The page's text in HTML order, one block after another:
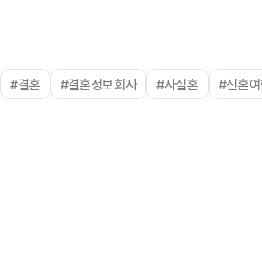
#결혼 #결혼정보회사 #사실혼 #신혼여